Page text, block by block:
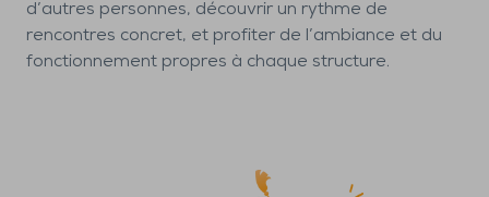
d’autres personnes, découvrir un rythme de
rencontres concret, et profiter de l’ambiance et du
fonctionnement propres à chaque structure.